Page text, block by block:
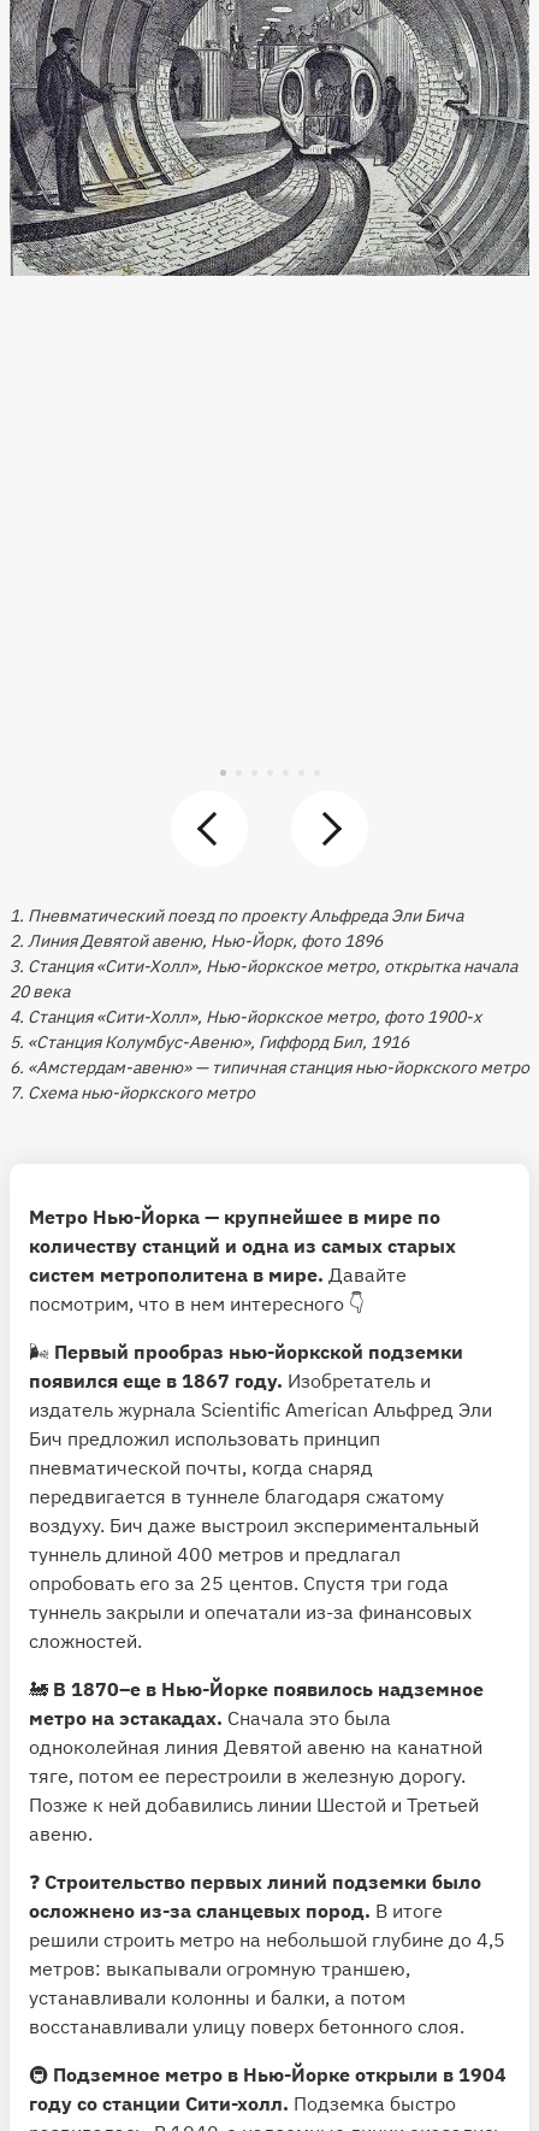
1. Пневматический поезд по проекту Альфреда Эли Бича
2. Линия Девятой авеню, Нью-Йорк, фото 1896
3. Станция «Сити-Холл», Нью-йоркское метро, открытка начала
20 века
4. Станция «Сити-Холл», Нью-йоркское метро, фото 1900-х
5. «Станция Колумбус-Авеню», Гиффорд Бил, 1916
6. «Амстердам-авеню» — типичная станция нью-йоркского метро
7. Схема нью-йоркского метро
Метро Нью-Йорка — крупнейшее в мире по
количеству станций и одна из самых старых
систем метрополитена в мире. Давайте
посмотрим, что в нем интересного 👇
🌬 Первый прообраз нью-йоркской подземки
появился еще в 1867 году. Изобретатель и
издатель журнала Scientific American Альфред Эли
Бич предложил использовать принцип
пневматической почты, когда снаряд
передвигается в туннеле благодаря сжатому
воздуху. Бич даже выстроил экспериментальный
туннель длиной 400 метров и предлагал
опробовать его за 25 центов. Спустя три года
туннель закрыли и опечатали из-за финансовых
сложностей.
🚂 В 1870–е в Нью-Йорке появилось надземное
метро на эстакадах. Сначала это была
одноколейная линия Девятой авеню на канатной
тяге, потом ее перестроили в железную дорогу.
Позже к ней добавились линии Шестой и Третьей
авеню.
❓ Строительство первых линий подземки было
осложнено из-за сланцевых пород. В итоге
решили строить метро на небольшой глубине до 4,5
метров: выкапывали огромную траншею,
устанавливали колонны и балки, а потом
восстанавливали улицу поверх бетонного слоя.
🚇 Подземное метро в Нью-Йорке открыли в 1904
году со станции Сити-холл. Подземка быстро